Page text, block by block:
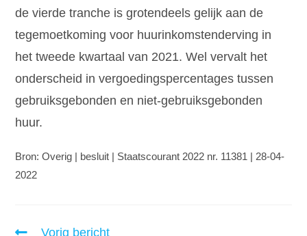
de vierde tranche is grotendeels gelijk aan de
tegemoetkoming voor huurinkomstenderving in
het tweede kwartaal van 2021. Wel vervalt het
onderscheid in vergoedingspercentages tussen
gebruiksgebonden en niet-gebruiksgebonden
huur.
Bron: Overig | besluit | Staatscourant 2022 nr. 11381 | 28-04-
2022
Vorig bericht